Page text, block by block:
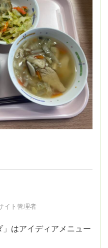
イト管理者
」はアイディアメニュー